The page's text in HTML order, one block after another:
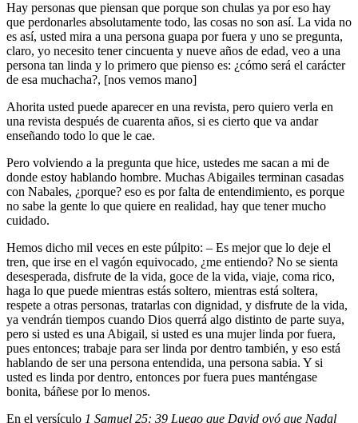
Hay personas que piensan que porque son chulas ya por eso hay
que perdonarles absolutamente todo, las cosas no son así. La vida no
es así, usted mira a una persona guapa por fuera y uno se pregunta,
claro, yo necesito tener cincuenta y nueve años de edad, veo a una
persona tan linda y lo primero que pienso es: ¿cómo será el carácter
de esa muchacha?, [nos vemos mano]
Ahorita usted puede aparecer en una revista, pero quiero verla en
una revista después de cuarenta años, si es cierto que va andar
enseñando todo lo que le cae.
Pero volviendo a la pregunta que hice, ustedes me sacan a mi de
donde estoy hablando hombre. Muchas Abigailes terminan casadas
con Nabales, ¿porque? eso es por falta de entendimiento, es porque
no sabe la gente lo que quiere en realidad, hay que tener mucho
cuidado.
Hemos dicho mil veces en este púlpito: – Es mejor que lo deje el
tren, que irse en el vagón equivocado, ¿me entiendo? No se sienta
desesperada, disfrute de la vida, goce de la vida, viaje, coma rico,
haga lo que puede mientras estás soltero, mientras está soltera,
respete a otras personas, tratarlas con dignidad, y disfrute de la vida,
ya vendrán tiempos cuando Dios querrá algo distinto de parte suya,
pero si usted es una Abigail, si usted es una mujer linda por fuera,
pues entonces; trabaje para ser linda por dentro también, y eso está
hablando de ser una persona entendida, una persona sabia. Y si
usted es linda por dentro, entonces por fuera pues manténgase
bonita, báñese por lo menos.
En el versículo 1 Samuel 25: 39 Luego que David oyó que Nadal